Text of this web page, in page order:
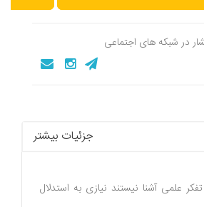
در شبکه های اجتماعی
جزئیات بیشتر
علمی آشنا نیستند نیازی به استدلال